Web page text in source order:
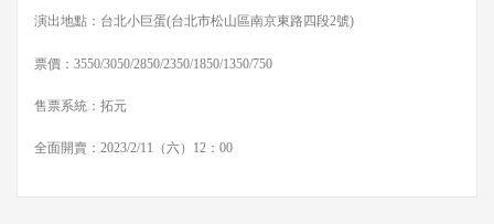
演出地點：台北小巨蛋(台北市松山區南京東路四段2號)
票價：3550/3050/2850/2350/1850/1350/750
售票系統：拓元
全面開賣：2023/2/11（六）12：00